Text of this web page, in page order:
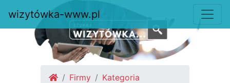
Firmy
Kategoria
wizytówka-www.pl